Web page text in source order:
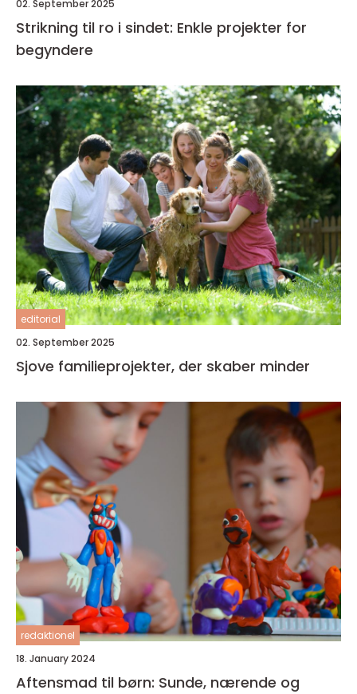
02. September 2025
Strikning til ro i sindet: Enkle projekter for
begyndere
editorial
02. September 2025
Sjove familieprojekter, der skaber minder
redaktionel
18. January 2024
Aftensmad til børn: Sunde, nærende og